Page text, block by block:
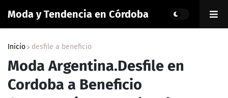
Moda y Tendencia en Córdoba
Inicio desfile a beneficio
Moda Argentina.Desfile en
Cordoba a Beneficio